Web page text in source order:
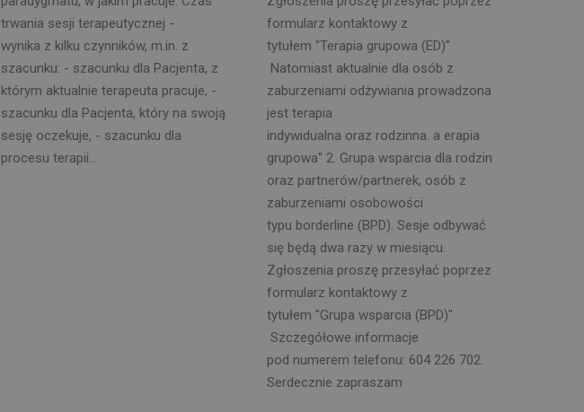
trwania sesji terapeutycznej -
wynika z kilku czynników, m.in. z
szacunku: - szacunku dla Pacjenta, z
którym aktualnie terapeuta pracuje, -
szacunku dla Pacjenta, który na swoją
sesję oczekuje, - szacunku dla
procesu terapii...
formularz kontaktowy z
tytułem "Terapia grupowa (ED)"
Natomiast aktualnie dla osób z
zaburzeniami odżywiania prowadzona
jest terapia
indywidualna oraz rodzinna. a erapia
grupowa" 2. Grupa wsparcia dla rodzin
oraz partnerów/partnerek, osób z
zaburzeniami osobowości
typu borderline (BPD). Sesje odbywać
się będą dwa razy w miesiącu.
Zgłoszenia proszę przesyłać poprzez
formularz kontaktowy z
tytułem "Grupa wsparcia (BPD)"
Szczegółowe informacje
pod numerem telefonu: 604 226 702.
Serdecznie zapraszam